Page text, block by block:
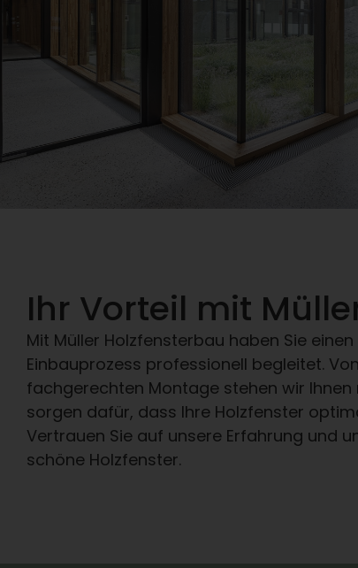
Ihr Vorteil mit
Mit Müller Holzfensterbau haben Sie
Einbauprozess professionell begleitet.
fachgerechten Montage stehen wir
sorgen dafür, dass Ihre Holzfenster
Vertrauen Sie auf unsere Erfahrung und
schöne Holzfenster.